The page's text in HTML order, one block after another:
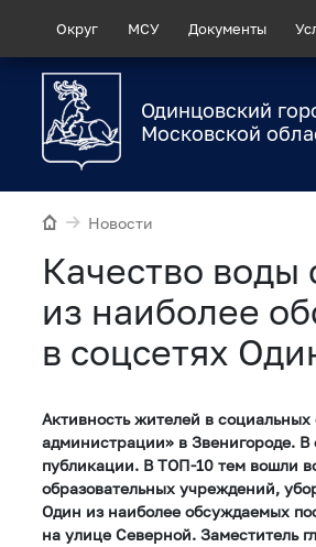
Округ МСУ Документы
Одинцовский
Московской
Новости
Качество воды
из наиболее
в соцсетях
Активность жителей в
администрации» в Звенигороде.
публикации. В ТОП-10 тем вошли
образовательных учреждений,
Один из наиболее обсуждаемых
на улице Северной. Заместитель